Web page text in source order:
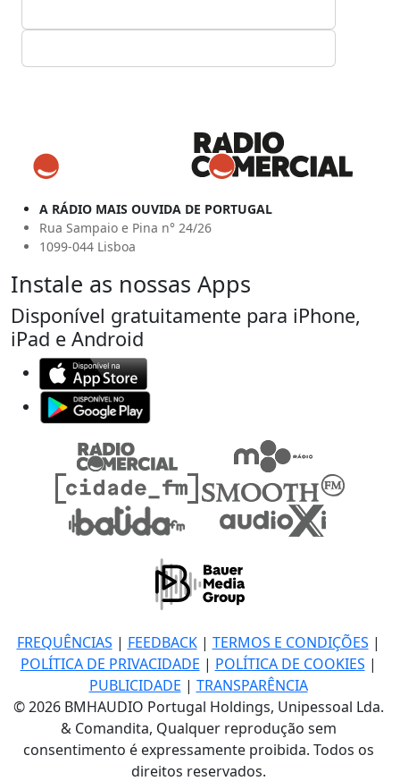
A RÁDIO MAIS OUVIDA DE PORTUGAL
Rua Sampaio e Pina n° 24/26
1099-044 Lisboa
Instale as nossas Apps
Disponível gratuitamente para iPhone,
iPad e Android
FREQUÊNCIAS | FEEDBACK| TERMOS E CONDIÇÕES |
POLÍTICA DE PRIVACIDADE | POLÍTICA DE COOKIES |
PUBLICIDADE | TRANSPARÊNCIA
© 2026 BMHAUDIO Portugal Holdings, Unipessoal Lda.
& Comandita, Qualquer reprodução sem
consentimento é expressamente proibida. Todos os
direitos reservados.